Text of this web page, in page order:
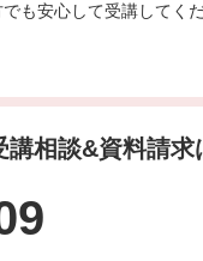
も安心して受講して
講相談&資料請求